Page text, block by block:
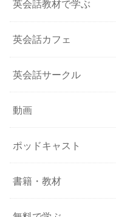
英会話教材で学ぶ
英会話カフェ
英会話サークル
動画
ポッドキャスト
書籍・教材